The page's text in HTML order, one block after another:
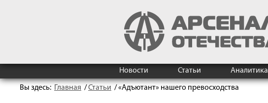
Новости Статьи Аналитика
Вы здесь: Главная /Статьи /«Адъютант» нашего превосходства